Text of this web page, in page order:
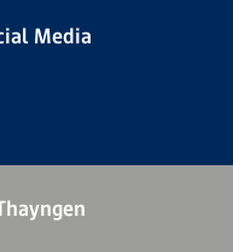
Media